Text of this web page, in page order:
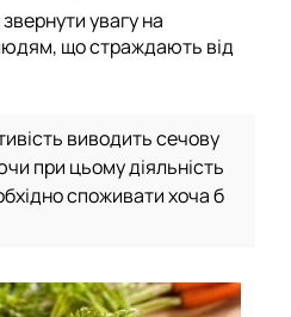
увагу на
що страждають від
виводить сечову
при цьому діяльність
споживати хоча б